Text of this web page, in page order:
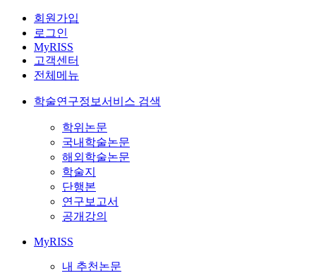
회원가입
로그인
MyRISS
고객센터
전체메뉴
학술연구정보서비스 검색
학위논문
국내학술논문
해외학술논문
학술지
단행본
연구보고서
공개강의
MyRISS
내 추천논문